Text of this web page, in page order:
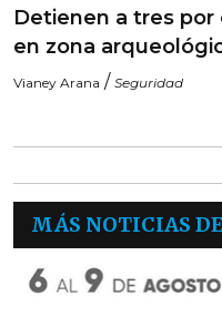
Detienen a tres
en zona
Vianey Arana / Seguridad
MÁS NOTICIAS